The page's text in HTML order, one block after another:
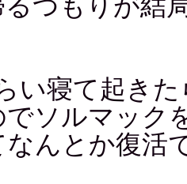
つもりが結
い寝て起き
でソルマック
なんとか復活